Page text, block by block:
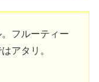
フルーティー
アタリ。